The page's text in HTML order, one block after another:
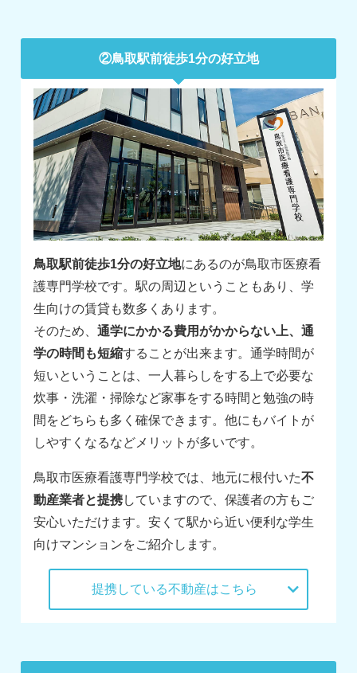
②鳥取駅前徒歩1分の好立地
鳥取駅前徒歩1分の好立地にあるのが鳥取市医療看
護専門学校です。駅の周辺ということもあり、学
生向けの賃貸も数多くあります。
そのため、通学にかかる費用がかからない上、通
学の時間も短縮することが出来ます。通学時間が
短いということは、一人暮らしをする上で必要な
炊事・洗濯・掃除など家事をする時間と勉強の時
間をどちらも多く確保できます。他にもバイトが
しやすくなるなどメリットが多いです。
鳥取市医療看護専門学校では、地元に根付いた不
動産業者と提携していますので、保護者の方もご
安心いただけます。安くて駅から近い便利な学生
向けマンションをご紹介します。
提携している不動産はこちら